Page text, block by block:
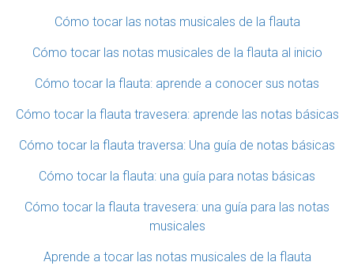
Cómo tocar las notas musicales de la flauta
Cómo tocar las notas musicales de la flauta al inicio
Cómo tocar la flauta: aprende a conocer sus notas
Cómo tocar la flauta travesera: aprende las notas básicas
Cómo tocar la flauta traversa: Una guía de notas básicas
Cómo tocar la flauta: una guía para notas básicas
Cómo tocar la flauta travesera: una guía para las notas
musicales
Aprende a tocar las notas musicales de la flauta